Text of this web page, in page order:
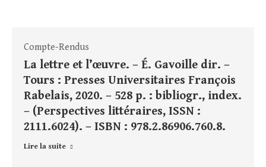
Compte-Rendus
La lettre et l’œuvre. – É. Gavoille dir. –
Tours : Presses Universitaires François
Rabelais, 2020. – 528 p. : bibliogr., index.
– (Perspectives littéraires, ISSN :
2111.6024). – ISBN : 978.2.86906.760.8.
Lire la suite